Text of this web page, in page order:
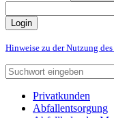
Login
Hinweise zu der Nutzung
Privatkunden
Abfallentsorgung